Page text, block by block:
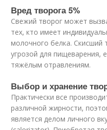
Вред творога 5%
Свежий творог может
тех, кто имеет
молочного белка. Скисший
угрозой для пищеварения,
тяжёлым отравлениям.
Выбор и хранение
Практически все
различной жирности,
является делом личного